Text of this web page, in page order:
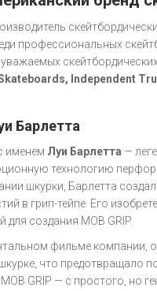
профессиональных
Independent
Барлетта
именем Луи Барлетта —
технологию
шкурки, Барлетта
в грип-тейпе. Его
создания MOB GRIP.
фильме компании,
что предотвращало
GRIP — с простого, но